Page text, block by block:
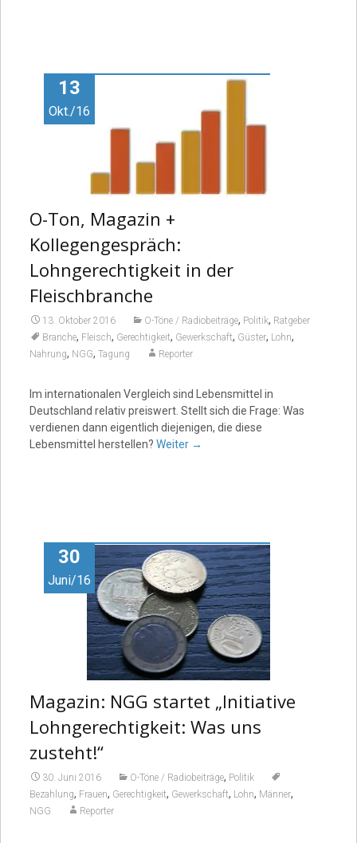
13
Okt./16
O-Ton, Magazin +
Kollegengespräch:
Lohngerechtigkeit in der
Fleischbranche
13. Oktober 2016 O-Töne / Radiobeiträge, Politik, Ratgeber
Branche, Fleisch, Gerechtigkeit, Gewerkschaft, Güster, Lohn,
Nahrung, NGG, Tagung Reporter
Im internationalen Vergleich sind Lebensmittel in
Deutschland relativ preiswert. Stellt sich die Frage: Was
verdienen dann eigentlich diejenigen, die diese
Lebensmittel herstellen? Weiter →
30
Juni/16
Magazin: NGG startet „Initiative
Lohngerechtigkeit: Was uns
zusteht!“
30. Juni 2016 O-Töne / Radiobeiträge, Politik
Bezahlung, Frauen, Gerechtigkeit, Gewerkschaft, Lohn, Männer,
NGG Reporter